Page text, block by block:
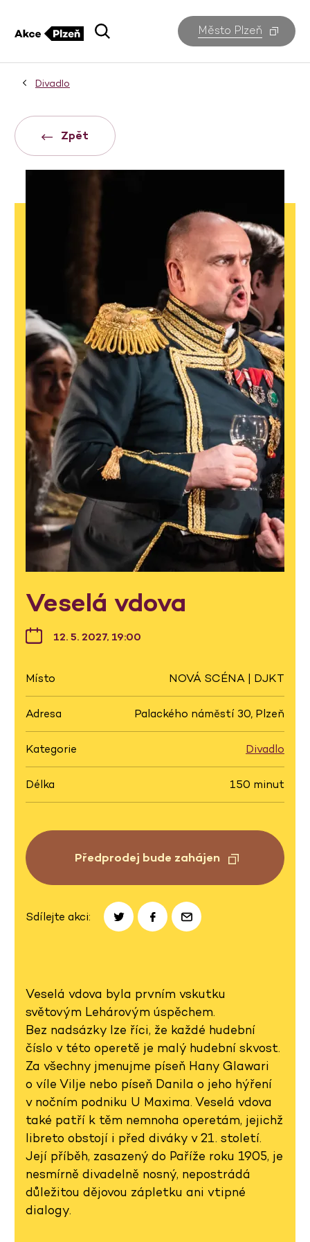
Město Plzeň
Divadlo
Zpět
Veselá vdova
12. 5. 2027, 19:00
Místo NOVÁ SCÉNA | DJKT
Adresa Palackého náměstí 30, Plzeň
Kategorie Divadlo
Délka 150 minut
Předprodej bude zahájen
Sdílejte akci:
Veselá vdova byla prvním vskutku
světovým Lehárovým úspěchem.
Bez nadsázky lze říci, že každé hudební
číslo v této operetě je malý hudební skvost.
Za všechny jmenujme píseň Hany Glawari
o víle Vilje nebo píseň Danila o jeho hýření
v nočním podniku U Maxima. Veselá vdova
také patří k těm nemnoha operetám, jejichž
libreto obstojí i před diváky v 21. století.
Její příběh, zasazený do Paříže roku 1905, je
nesmírně divadelně nosný, nepostrádá
důležitou dějovou zápletku ani vtipné
dialogy.